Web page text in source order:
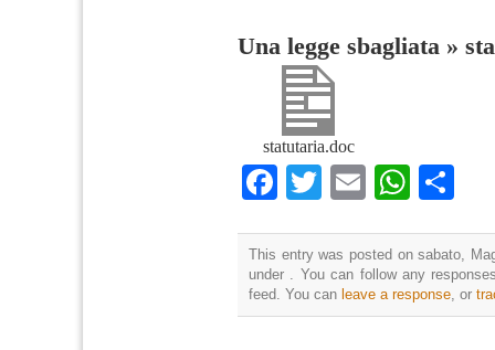
Una legge sbagliata »
statutaria.doc
Facebook
TwitterEmail
This entry was posted on sabato,
under . You can follow any
feed. You can leave a response, or